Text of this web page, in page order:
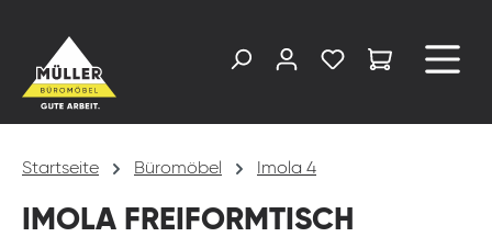
Startseite Büromöbel Imola 4
IMOLA FREIFORMTISCH